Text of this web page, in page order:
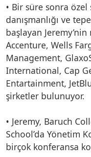
• Bir süre sonra
danışmanlığı ve
başlayan
Accenture, Wells
Management,
International, Cap
Entartainment,
şirketler bulunuyor.
• Jeremy, Baruch
School’da Yönetim
birçok konferansa